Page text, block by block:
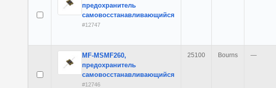
предохранитель
самовосстанавливающийся
#12747
MF-MSMF260,
предохранитель
самовосстанавливающийся
#12746
25100 Bourns —